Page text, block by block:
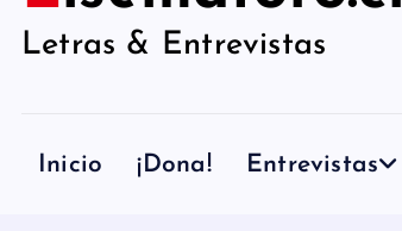
Letras & Entrevistas
Inicio ¡Dona! Entrevistas